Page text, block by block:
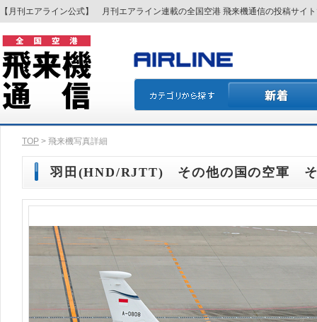
【月刊エアライン公式】 月刊エアライン連載の全国空港 飛来機通信の投稿サイ
TOP > 飛来機写真詳細
羽田(HND/RJTT) その他の国の空軍